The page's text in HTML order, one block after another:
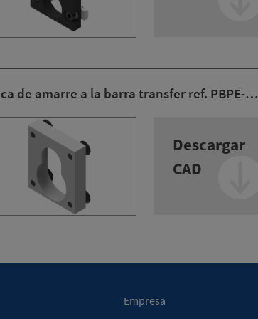
de amarre a la barra transfer ref. PBPE-…
Descargar
CAD
Empresa